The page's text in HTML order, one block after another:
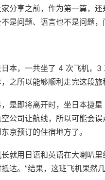
分享之前，作为第一篇，
是问题、语言也不是问题，
本，一共坐了 4 次飞机，
之所以能够顺利走完这段旅
是即将离开时，坐日本捷
公司让航线，所以可能会
京预订的住宿地方了。
就用日语和英语在大喇叭
达。”结果，这班飞机果然几